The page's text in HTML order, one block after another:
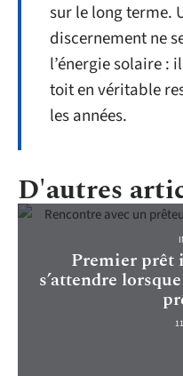
sur le long terme.
discernement ne
l’énergie solaire :
toit en véritable
les années.
D'autres
Premier prêt
s’attendre